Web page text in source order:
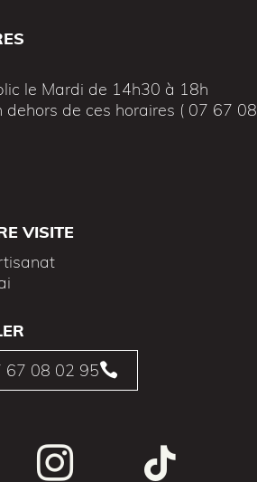
le Mardi de 14h30 à 18h
dehors de ces horaires ( 07 67 08
VISITE

67 08 02 95
 